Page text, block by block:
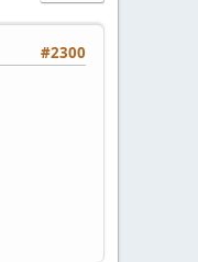
#2300